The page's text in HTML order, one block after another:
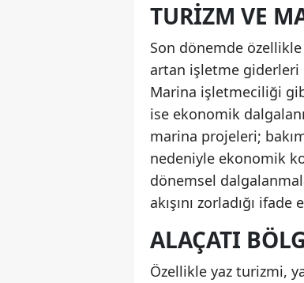
TURIZM VE
Son dönemde
artan işletme giderleri
Marina işletmeciliği
ise ekonomik
marina projeleri;
nedeniyle ekonomik
dönemsel
akışını zorladığı ifade
ALAÇATI
Özellikle yaz turizmi,